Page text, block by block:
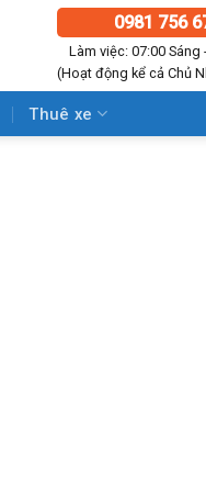
0981 756
Làm việc: 07:00 Sáng
(Hoạt động kể cả Chủ
Thuê xe